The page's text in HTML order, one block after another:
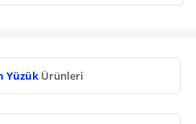
Yüzük Ürünleri